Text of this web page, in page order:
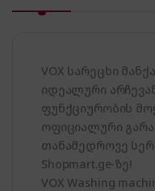
VOX სარეცხი
იდეალური
ფუნქციურობის
ოფიციალური
თანამედროვე
Shopmart.ge-ზე!
VOX Washing